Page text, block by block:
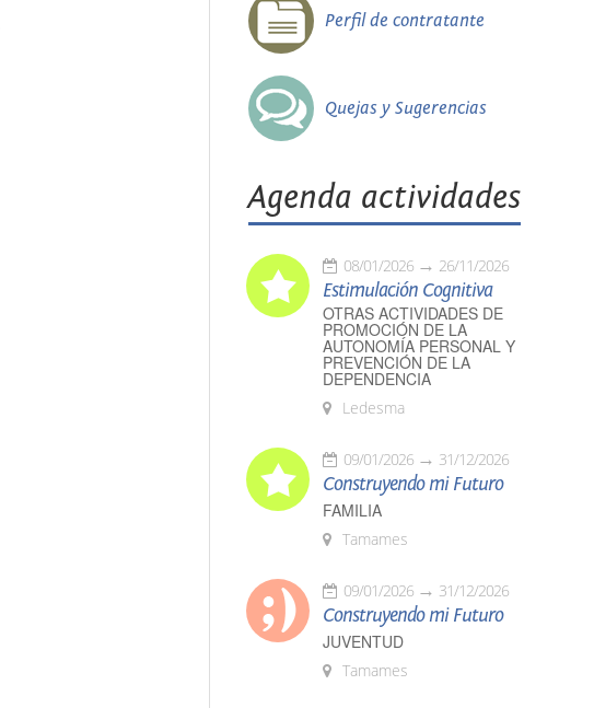
Perfil de contratante
Quejas y Sugerencias
Agenda actividades
08/01/2026 26/11/2026
Estimulación Cognitiva
OTRAS ACTIVIDADES DE
PROMOCIÓN DE LA
AUTONOMÍA PERSONAL Y
PREVENCIÓN DE LA
DEPENDENCIA
Ledesma
09/01/2026 31/12/2026
Construyendo mi Futuro
FAMILIA
Tamames
09/01/2026 31/12/2026
Construyendo mi Futuro
JUVENTUD
Tamames